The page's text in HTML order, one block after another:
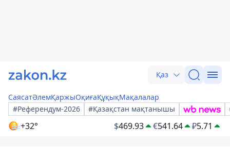
Қаз
СаясатӘлемҚаржыОқиғаҚұқықМақалалар
#Референдум-2026
#Қазақстан мақтанышы
+32° $469.93 €541.64 ₽5.71